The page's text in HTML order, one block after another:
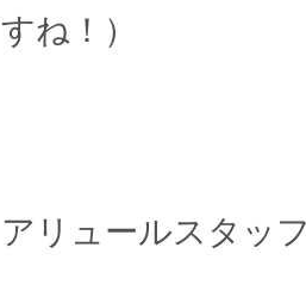
すね！）
アリュールスタッ